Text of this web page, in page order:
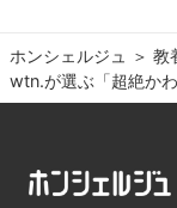
ホンシェルジュ ＞ 教
wtn.が選ぶ「超絶か